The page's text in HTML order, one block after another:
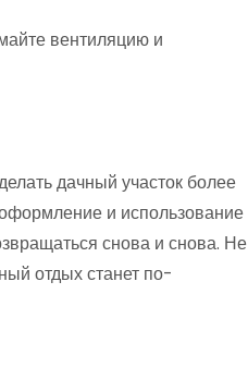
вентиляцию и
дачный участок более
и использование
снова и снова. Не
отдых станет по-